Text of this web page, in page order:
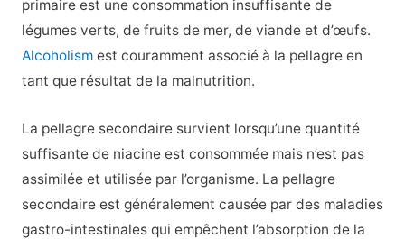
primaire est une consommation insuffisante de
légumes verts, de fruits de mer, de viande et d’œufs.
Alcoholismest couramment associé à la pellagre en
tant que résultat de la malnutrition.
La pellagre secondaire survient lorsqu’une quantité
suffisante de niacine est consommée mais n’est pas
assimilée et utilisée par l’organisme. La pellagre
secondaire est généralement causée par des maladies
gastro-intestinales qui empêchent l’absorption de la